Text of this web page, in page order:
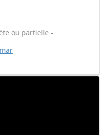
ou partielle -